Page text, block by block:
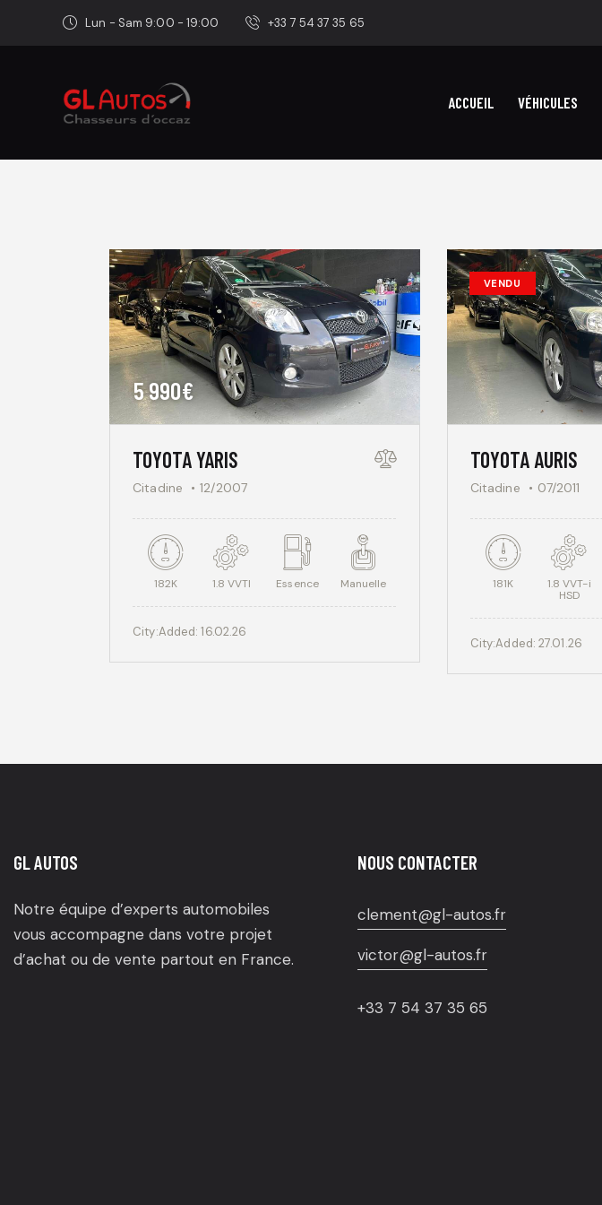
Lun - Sam 9:00 - 19:00 +33 7 54 37 35 65
ACCUEIL VÉHICULES
5 990€
TOYOTA YARIS
Citadine 12/2007
182K 1.8 VVTI Essence Manuelle
City:Added: 16.02.26
VENDU
TOYOTA AURIS
Citadine 07/2011
181K
1.8 VVT-i
HSD
City:Added: 27.01.26
GL AUTOS
Notre équipe d’experts automobiles
vous accompagne dans votre projet
d’achat ou de vente partout en France.
NOUS CONTACTER
clement@gl-autos.fr
victor@gl-autos.fr
+33 7 54 37 35 65